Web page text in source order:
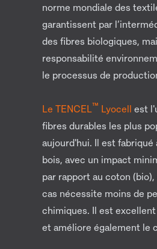
norme mondiale des
garantissent par
des fibres biologiques,
responsabilité
le processus de
Le TENCEL™ Lyocell est
fibres durables les plus
aujourd'hui. Il est fabriqué
bois, avec un impact
par rapport au coton
cas nécessite moins de
chimiques. Il est
et améliore également le